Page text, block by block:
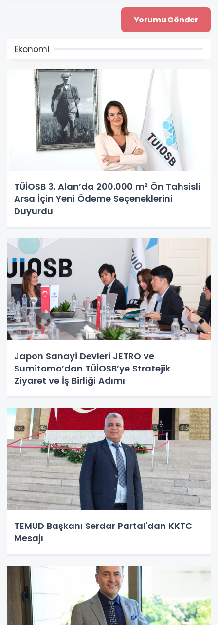
Ekonomi
TÜİOSB 3. Alan’da 200.000 m² Ön Tahsisli
Arsa İçin Yeni Ödeme Seçeneklerini
Duyurdu
Japon Sanayi Devleri JETRO ve
Sumitomo’dan TÜİOSB’ye Stratejik
Ziyaret ve İş Birliği Adımı
TEMUD Başkanı Serdar Partal'dan KKTC
Mesajı